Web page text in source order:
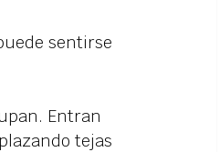
sentirse
Entran
tejas